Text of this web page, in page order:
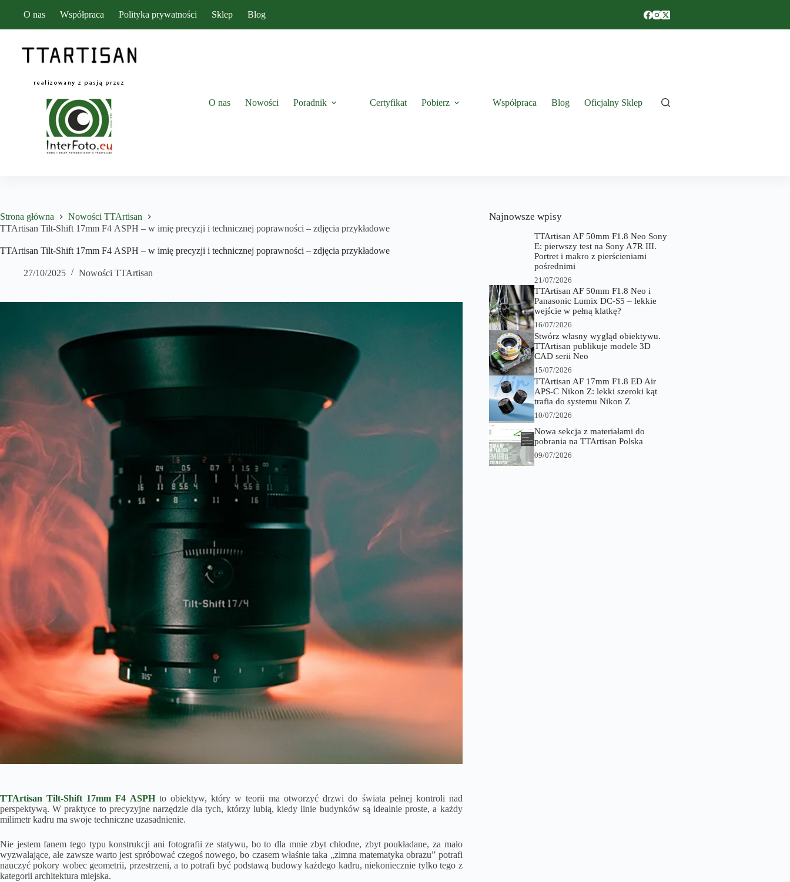
O nas Współpraca Polityka prywatności Sklep Blog
O nas Nowości Poradnik Certyfikat Pobierz Współpraca Blog Oficjalny Sklep
Strona główna
Nowości TTArtisan
TTArtisan Tilt-Shift 17mm F4 ASPH – w imię precyzji i technicznej poprawności – zdjęcia przykładowe
TTArtisan Tilt-Shift 17mm F4 ASPH – w imię precyzji i technicznej poprawności – zdjęcia przykładowe
27/10/2025 Nowości TTArtisan
TTArtisan Tilt-Shift 17mm F4 ASPHto obiektyw, który w teorii ma otworzyć drzwi do świata pełnej kontroli nad
perspektywą. W praktyce to precyzyjne narzędzie dla tych, którzy lubią, kiedy linie budynków są idealnie proste, a każdy
milimetr kadru ma swoje techniczne uzasadnienie.
Nie jestem fanem tego typu konstrukcji ani fotografii ze statywu, bo to dla mnie zbyt chłodne, zbyt poukładane, za mało
wyzwalające, ale zawsze warto jest spróbować czegoś nowego, bo czasem właśnie taka „zimna matematyka obrazu” potrafi
nauczyć pokory wobec geometrii, przestrzeni, a to potrafi być podstawą budowy każdego kadru, niekoniecznie tylko tego z
kategorii architektura miejska.
Najnowsze wpisy
TTArtisan AF 50mm F1.8 Neo Sony
E: pierwszy test na Sony A7R III.
Portret i makro z pierścieniami
pośrednimi
21/07/2026
TTArtisan AF 50mm F1.8 Neo i
Panasonic Lumix DC-S5 – lekkie
wejście w pełną klatkę?
16/07/2026
Stwórz własny wygląd obiektywu.
TTArtisan publikuje modele 3D
CAD serii Neo
15/07/2026
TTArtisan AF 17mm F1.8 ED Air
APS-C Nikon Z: lekki szeroki kąt
trafia do systemu Nikon Z
10/07/2026
Nowa sekcja z materiałami do
pobrania na TTArtisan Polska
09/07/2026